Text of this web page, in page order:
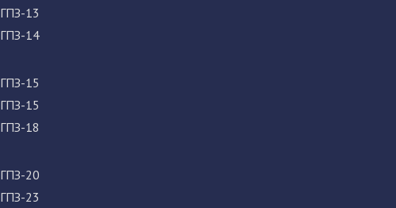
ГПЗ-13
ГПЗ-14
ГПЗ-15
ГПЗ-15
ГПЗ-18
ГПЗ-20
ГПЗ-23